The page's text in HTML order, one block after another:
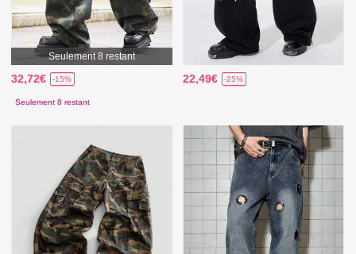
Seulement 8 restant
32,72€ -15%
Seulement 8 restant
22,49€ -25%